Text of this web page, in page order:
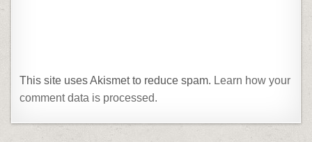
This site uses Akismet to reduce spam. Learn how your
comment data is processed.